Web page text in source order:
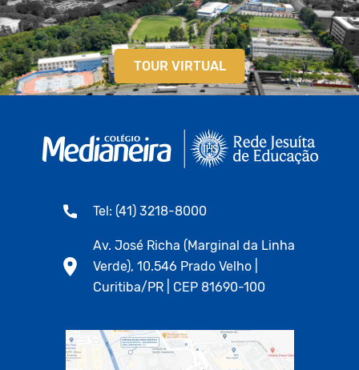
TOUR VIRTUAL
Tel: (41) 3218-8000
Av. José Richa (Marginal da Linha
Verde), 10.546 Prado Velho |
Curitiba/PR | CEP 81690-100